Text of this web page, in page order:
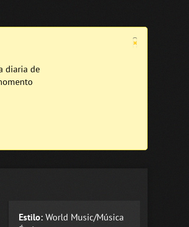
×
diaria de
Estilo: World Music/Música